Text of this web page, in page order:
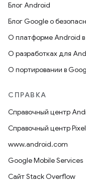
Блог Android
Блог Google о
О платформе Android
О разработках для
О портировании в
СПРАВКА
Справочный центр
Справочный центр Pixel
www.android.com
Google Mobile Services
Сайт Stack Overflow